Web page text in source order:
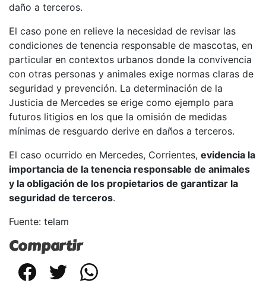
daño a terceros.
El caso pone en relieve la necesidad de revisar las
condiciones de tenencia responsable de mascotas, en
particular en contextos urbanos donde la convivencia
con otras personas y animales exige normas claras de
seguridad y prevención. La determinación de la
Justicia de Mercedes se erige como ejemplo para
futuros litigios en los que la omisión de medidas
mínimas de resguardo derive en daños a terceros.
El caso ocurrido en Mercedes, Corrientes, evidencia la
importancia de la tenencia responsable de animales
y la obligación de los propietarios de garantizar la
seguridad de terceros.
Fuente: telam
Compartir
FacebookTwitterWhatsApp